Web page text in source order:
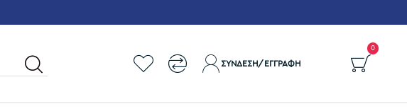
ΣΎΝΔΕΣΗ/ΕΓΓΡΑΦΉ
0